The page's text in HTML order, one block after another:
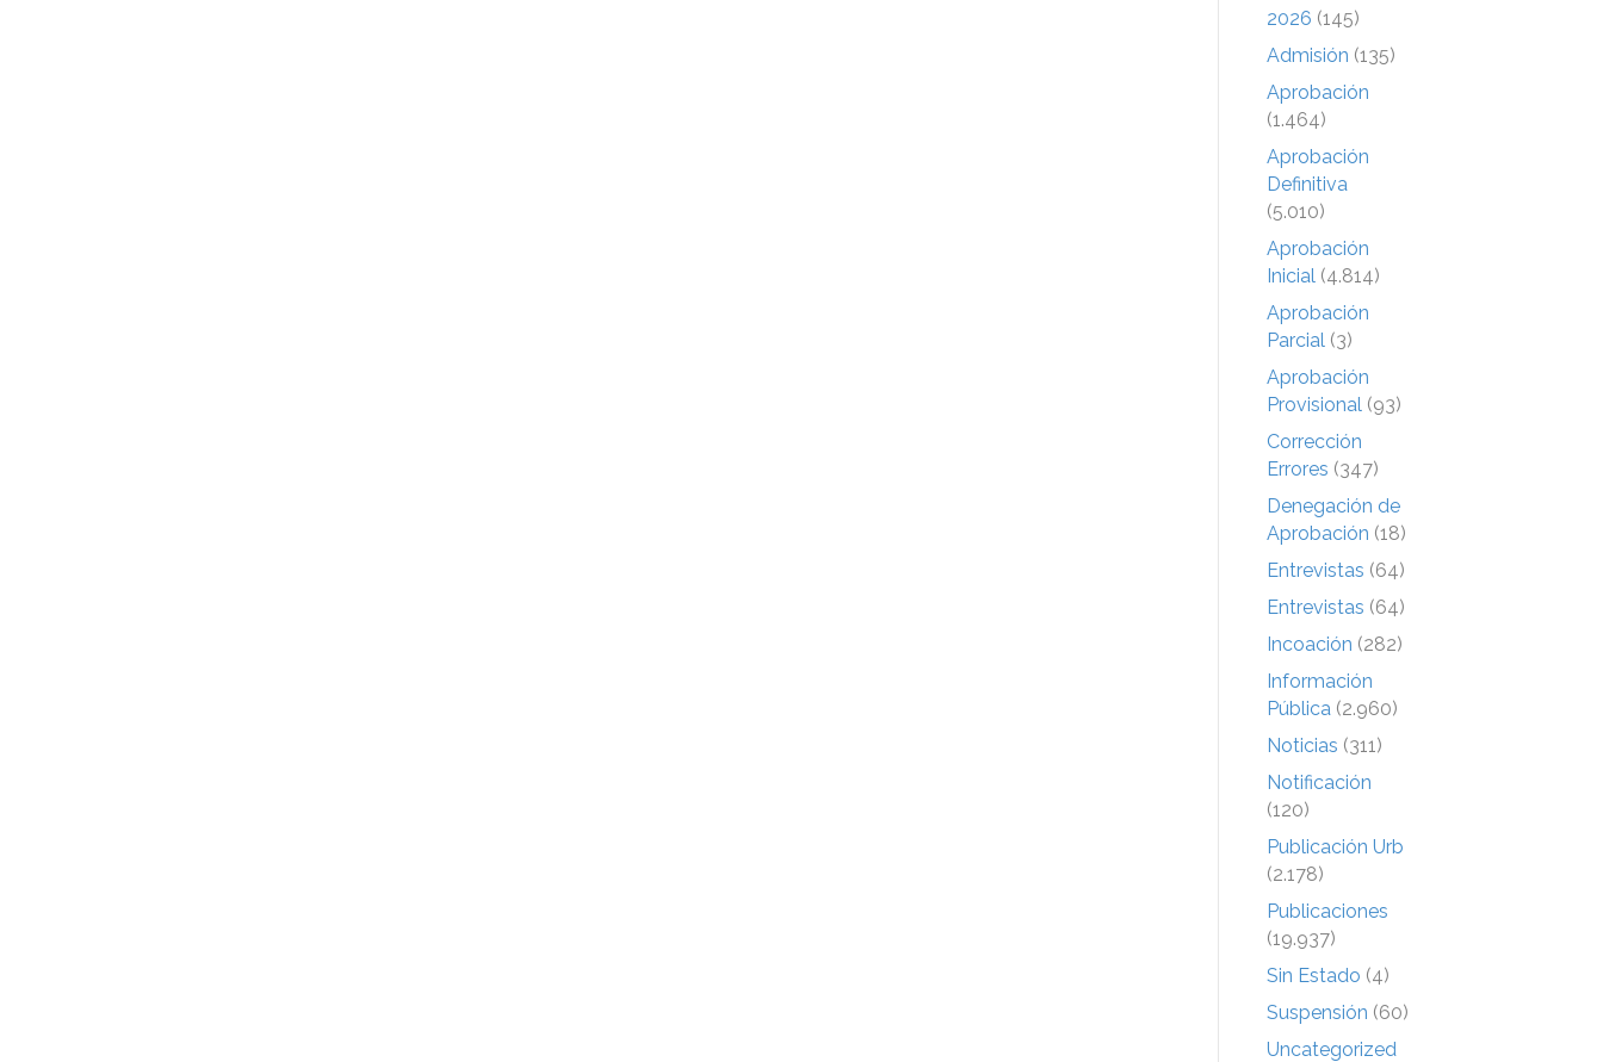
2026 (145)
Admisión (135)
Aprobación
(1.464)
Aprobación
Definitiva
(5.010)
Aprobación
Inicial (4.814)
Aprobación
Parcial (3)
Aprobación
Provisional (93)
Corrección
Errores (347)
Denegación de
Aprobación (18)
Entrevistas (64)
Entrevistas (64)
Incoación (282)
Información
Pública (2.960)
Noticias (311)
Notificación
(120)
Publicación Urb
(2.178)
Publicaciones
(19.937)
Sin Estado (4)
Suspensión (60)
Uncategorized